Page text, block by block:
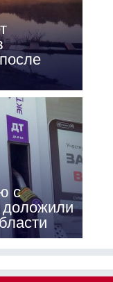
с
доложили